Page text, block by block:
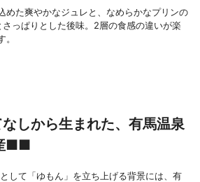
めた爽やかなジュレと、なめらかなプリンの
っぱりとした後味。2層の食感の違いが楽
しから生まれた、有馬温泉
■■
して「ゆもん」を立ち上げる背景には、有